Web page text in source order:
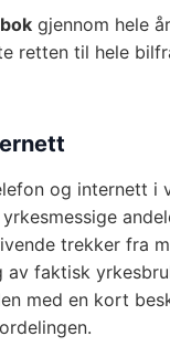
gjennom hele
retten til hele
og internett i
trekker fra
av faktisk
med en kort